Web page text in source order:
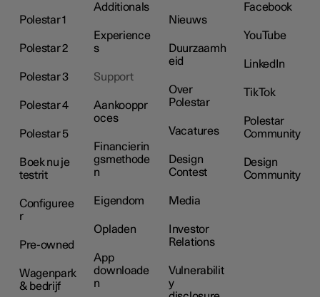
Polestar 1
Polestar 2
Polestar 3
Polestar 4
Polestar 5
Boek nu je
testrit
Configuree
r
Pre-owned
Wagenpark
& bedrijf
Additionals
Experience
s
Support
Aankooppr
oces
Financierin
gsmethode
n
Eigendom
Opladen
App
downloade
n
Nieuws
Duurzaamh
eid
Over
Polestar
Vacatures
Design
Contest
Media
Investor
Relations
Vulnerabilit
y
Facebook
YouTube
LinkedIn
TikTok
Polestar
Community
Design
Community